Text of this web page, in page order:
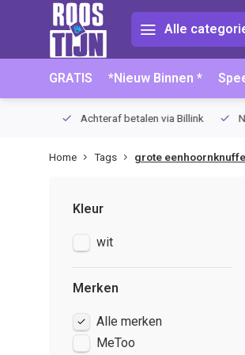
Alle
GRATIS *Nieuw Binnen *
Achteraf betalen via Billink
Home Tags grote
Kleur
wit
Merken
Alle merken
MeToo